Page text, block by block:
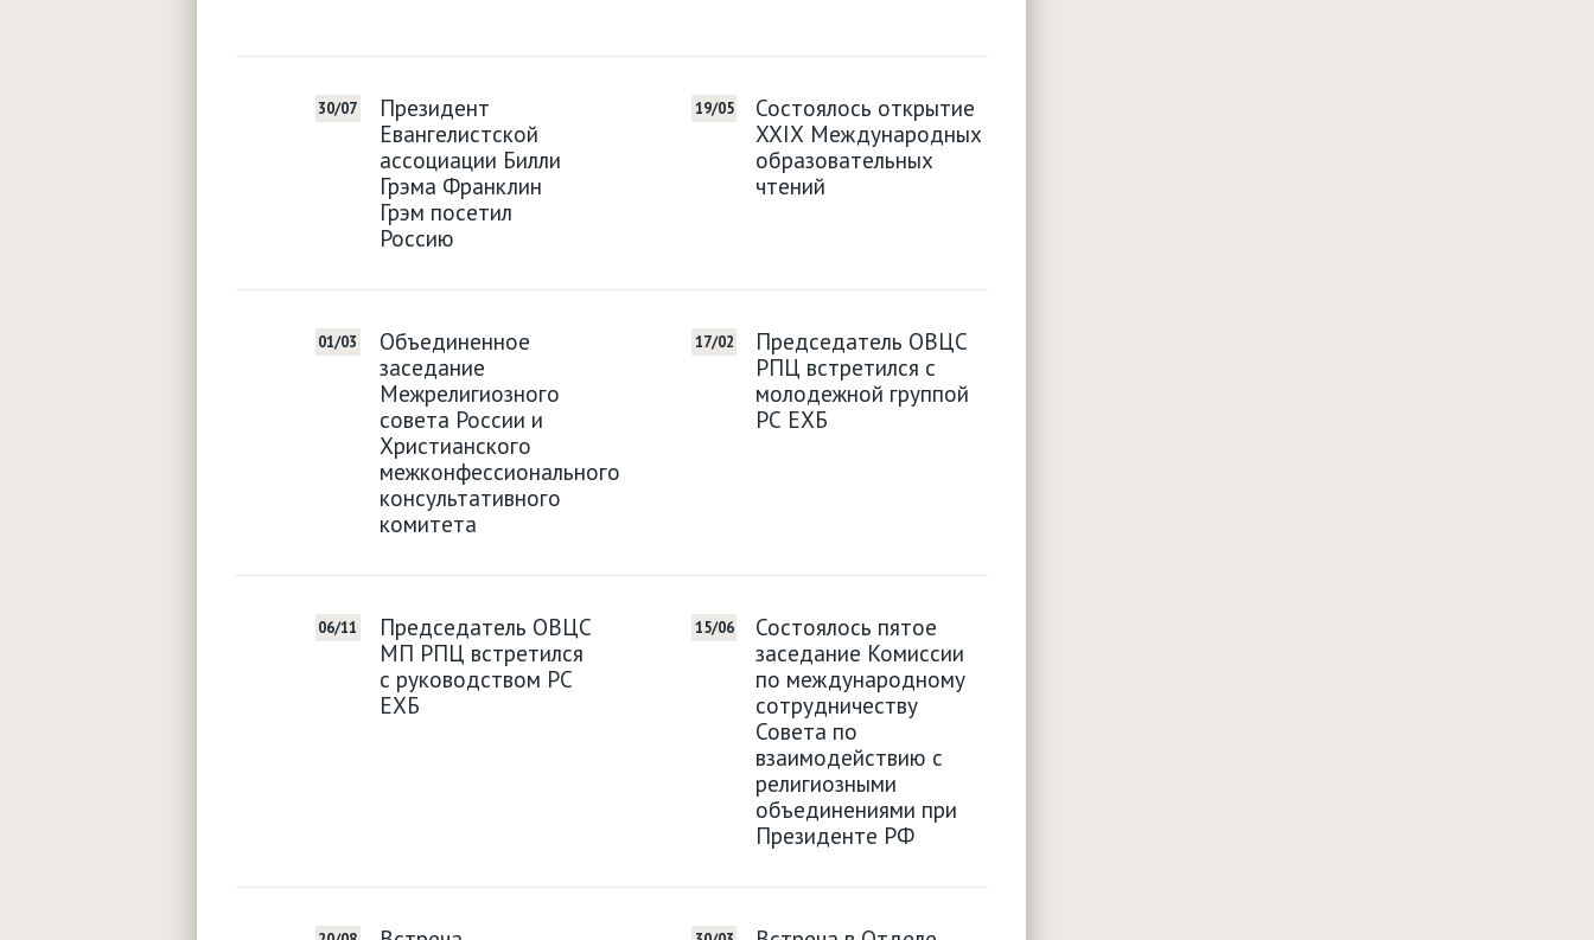
30/07
Президент
Евангелистской
ассоциации Билли
Грэма Франклин
Грэм посетил
Россию
19/05
Состоялось открытие
ХХIХ Международных
образовательных
чтений
01/03
Объединенное
заседание
Межрелигиозного
совета России и
Христианского
межконфессионального
консультативного
комитета
17/02
Председатель ОВЦС
РПЦ встретился с
молодежной группой
РС ЕХБ
06/11
Председатель ОВЦС
МП РПЦ встретился
с руководством РС
ЕХБ
15/06
Состоялось пятое
заседание Комиссии
по международному
сотрудничеству
Совета по
взаимодействию с
религиозными
объединениями при
Президенте РФ